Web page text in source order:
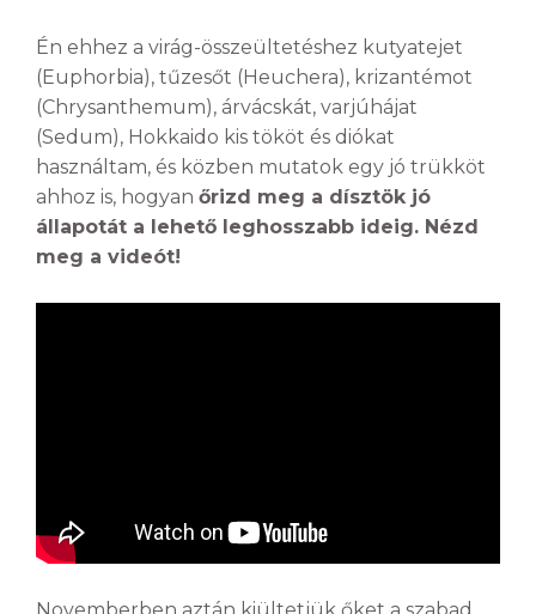
Én ehhez a virág-összeültetéshez kutyatejet
(Euphorbia), tűzesőt (Heuchera), krizantémot
(Chrysanthemum), árvácskát, varjúhájat
(Sedum), Hokkaido kis tököt és diókat
használtam, és közben mutatok egy jó trükköt
ahhoz is, hogyan őrizd meg a dísztök jó
állapotát a lehető leghosszabb ideig. Nézd
meg a videót!
Novemberben aztán kiültetjük őket a szabad